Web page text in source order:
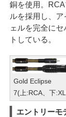
銅を使用。
ルを採用し、
ェルを完全に
トしている。
Gold Eclipse
7(上:RCA、下
エントリーモ